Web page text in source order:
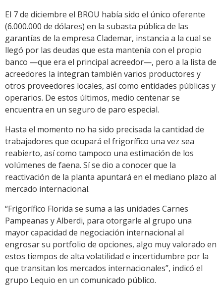
El 7 de diciembre el BROU había sido el único oferente
(6.000.000 de dólares) en la subasta pública de las
garantías de la empresa Clademar, instancia a la cual se
llegó por las deudas que esta mantenía con el propio
banco —que era el principal acreedor—, pero a la lista de
acreedores la integran también varios productores y
otros proveedores locales, así como entidades públicas y
operarios. De estos últimos, medio centenar se
encuentra en un seguro de paro especial.
Hasta el momento no ha sido precisada la cantidad de
trabajadores que ocupará el frigorífico una vez sea
reabierto, así como tampoco una estimación de los
volúmenes de faena. Sí se dio a conocer que la
reactivación de la planta apuntará en el mediano plazo al
mercado internacional.
“Frigorífico Florida se suma a las unidades Carnes
Pampeanas y Alberdi, para otorgarle al grupo una
mayor capacidad de negociación internacional al
engrosar su portfolio de opciones, algo muy valorado en
estos tiempos de alta volatilidad e incertidumbre por la
que transitan los mercados internacionales”, indicó el
grupo Lequio en un comunicado público.